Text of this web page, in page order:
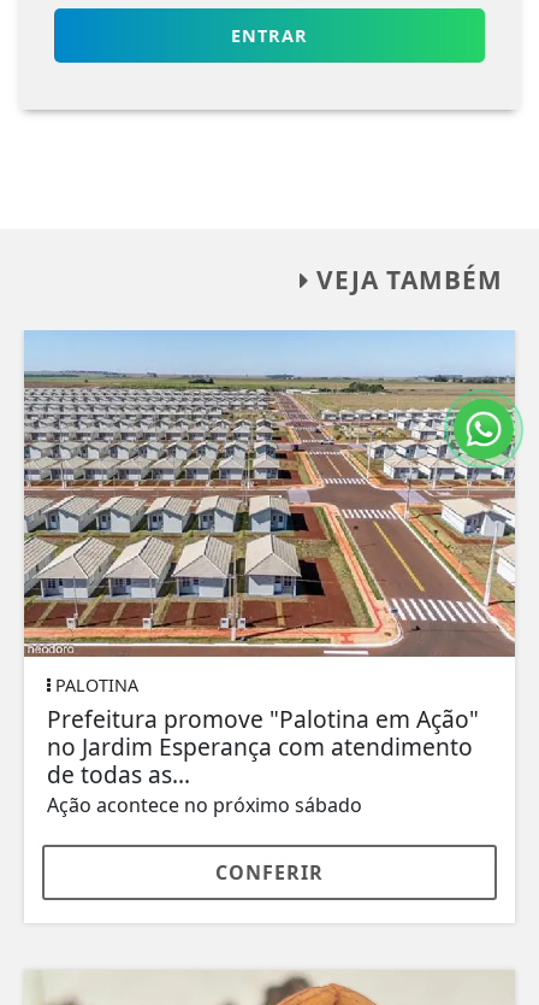
ENTRAR
VEJA TAMBÉM
PALOTINA
Prefeitura promove "Palotina em Ação"
no Jardim Esperança com atendimento
de todas as...
Ação acontece no próximo sábado
CONFERIR